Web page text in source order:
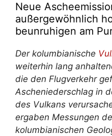
Neue
außergewöhnlich
beunruhigen am
Der kolumbianische
weiterhin lang
die den Flugverkehr
Ascheniederschlag in
des Vulkans
ergaben Messungen
kolumbianischen